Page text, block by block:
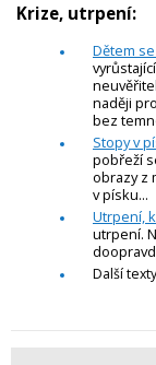
Krize, utrpení:
Dětem
naději
bez
Stopy v
pobřeží
obrazy z
v písku...
Utrpení,
utrpení.
Další